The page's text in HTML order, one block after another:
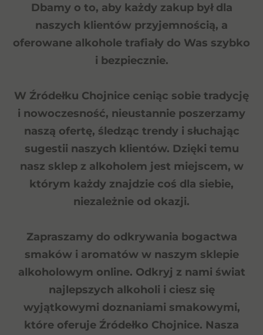
Dbamy o to, aby każdy zakup był dla
naszych klientów przyjemnością, a
oferowane alkohole trafiały do Was szybko
i bezpiecznie.
W Źródełku Chojnice ceniąc sobie tradycję
i nowoczesność, nieustannie poszerzamy
naszą ofertę, śledząc trendy i słuchając
sugestii naszych klientów. Dzięki temu
nasz sklep z alkoholem jest miejscem, w
którym każdy znajdzie coś dla siebie,
niezależnie od okazji.
Zapraszamy do odkrywania bogactwa
smaków i aromatów w naszym sklepie
alkoholowym online. Odkryj z nami świat
najlepszych alkoholi i ciesz się
wyjątkowymi doznaniami smakowymi,
które oferuje Źródełko Chojnice. Nasza